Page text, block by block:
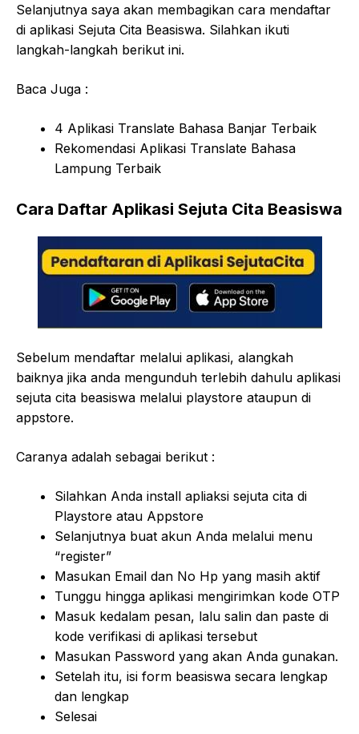
Selanjutnya saya akan membagikan cara mendaftar
di aplikasi Sejuta Cita Beasiswa. Silahkan ikuti
langkah-langkah berikut ini.
Baca Juga :
4 Aplikasi Translate Bahasa Banjar Terbaik
Rekomendasi Aplikasi Translate Bahasa
Lampung Terbaik
Cara Daftar Aplikasi Sejuta Cita Beasiswa
Sebelum mendaftar melalui aplikasi, alangkah
baiknya jika anda mengunduh terlebih dahulu aplikasi
sejuta cita beasiswa melalui playstore ataupun di
appstore.
Caranya adalah sebagai berikut :
Silahkan Anda install apliaksi sejuta cita di
Playstore atau Appstore
Selanjutnya buat akun Anda melalui menu
“register”
Masukan Email dan No Hp yang masih aktif
Tunggu hingga aplikasi mengirimkan kode OTP
Masuk kedalam pesan, lalu salin dan paste di
kode verifikasi di aplikasi tersebut
Masukan Password yang akan Anda gunakan.
Setelah itu, isi form beasiswa secara lengkap
dan lengkap
Selesai